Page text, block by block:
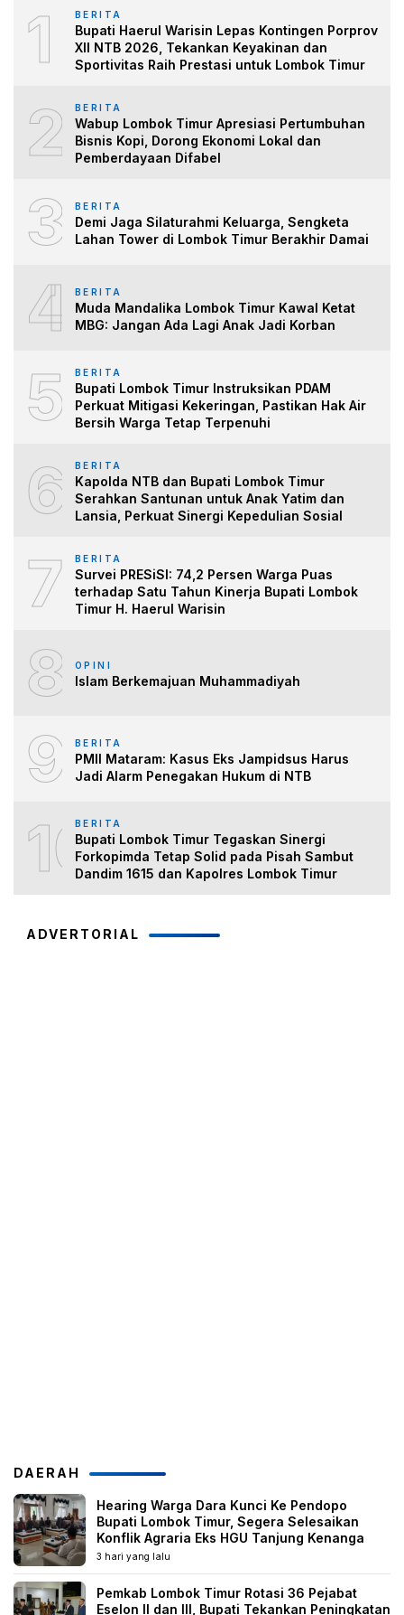
1 BERITA
Bupati Haerul Warisin Lepas Kontingen Porprov
XII NTB 2026, Tekankan Keyakinan dan
Sportivitas Raih Prestasi untuk Lombok Timur
2 BERITA
Wabup Lombok Timur Apresiasi Pertumbuhan
Bisnis Kopi, Dorong Ekonomi Lokal dan
Pemberdayaan Difabel
3 BERITA
Demi Jaga Silaturahmi Keluarga, Sengketa
Lahan Tower di Lombok Timur Berakhir Damai
4 BERITA
Muda Mandalika Lombok Timur Kawal Ketat
MBG: Jangan Ada Lagi Anak Jadi Korban
5 BERITA
Bupati Lombok Timur Instruksikan PDAM
Perkuat Mitigasi Kekeringan, Pastikan Hak Air
Bersih Warga Tetap Terpenuhi
6 BERITA
Kapolda NTB dan Bupati Lombok Timur
Serahkan Santunan untuk Anak Yatim dan
Lansia, Perkuat Sinergi Kepedulian Sosial
7 BERITA
Survei PRESiSI: 74,2 Persen Warga Puas
terhadap Satu Tahun Kinerja Bupati Lombok
Timur H. Haerul Warisin
8 OPINI
Islam Berkemajuan Muhammadiyah
9 BERITA
PMII Mataram: Kasus Eks Jampidsus Harus
Jadi Alarm Penegakan Hukum di NTB
10BERITA
Bupati Lombok Timur Tegaskan Sinergi
Forkopimda Tetap Solid pada Pisah Sambut
Dandim 1615 dan Kapolres Lombok Timur
ADVERTORIAL
DAERAH
Hearing Warga Dara Kunci Ke Pendopo
Bupati Lombok Timur, Segera Selesaikan
Konflik Agraria Eks HGU Tanjung Kenanga
3 hari yang lalu
Pemkab Lombok Timur Rotasi 36 Pejabat
Eselon II dan III, Bupati Tekankan Peningkatan